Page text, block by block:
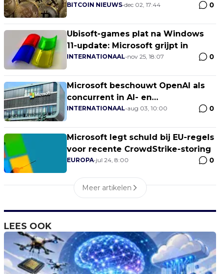
BITCOIN NIEUWS•dec 02, 17:44 0
Ubisoft-games plat na Windows
11-update: Microsoft grijpt in
INTERNATIONAAL•nov 25, 18:07 0
Microsoft beschouwt OpenAI als
concurrent in AI- en
zoekmachinemarkt
INTERNATIONAAL•aug 03, 10:00 0
Microsoft legt schuld bij EU-regels
voor recente CrowdStrike-storing
EUROPA•jul 24, 8:00 0
Meer artikelen
LEES OOK